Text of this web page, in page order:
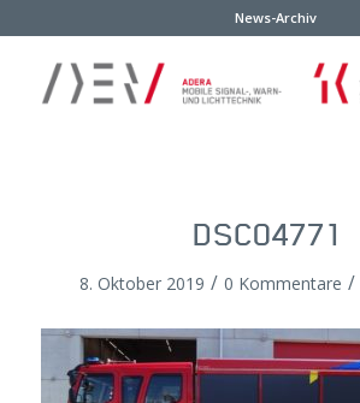
News-Archiv
DSC04771
8. Oktober 2019 / 0 Kommentare /